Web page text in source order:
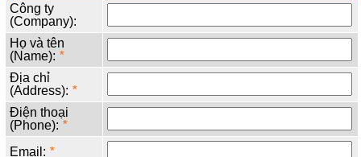
Công ty
(Company):
Họ và tên
(Name): *
Địa chỉ
(Address): *
Điện thoại
(Phone): *
Email: *